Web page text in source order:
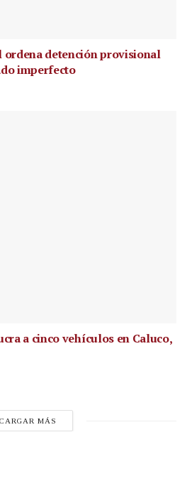
ordena detención provisional
imperfecto
a cinco vehículos en Caluco,
CARGAR MÁS